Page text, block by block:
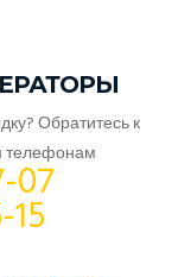
Обратитесь к
телефонам
07